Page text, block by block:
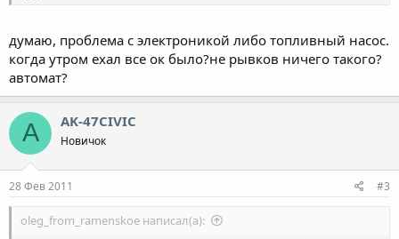
думаю, проблема с электроникой либо топливный насос.
когда утром ехал все ок было?не рывков ничего такого?
автомат?
A AK-47CIVIC
Новичок
28 Фев 2011 #3
oleg_from_ramenskoe написал(а):